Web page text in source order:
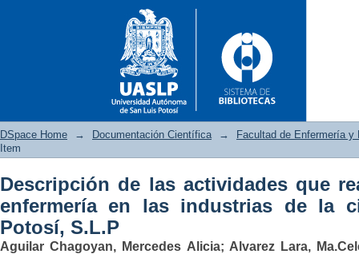
Descripción de las
industrias de la ciudad de
DSpace Home → Documentación Científica →
Facultad de Enfermería y
Item
Descripción de las actividades que
enfermería en las industrias de la
Potosí, S.L.P
Aguilar Chagoyan, Mercedes Alicia; Alvarez Lara,